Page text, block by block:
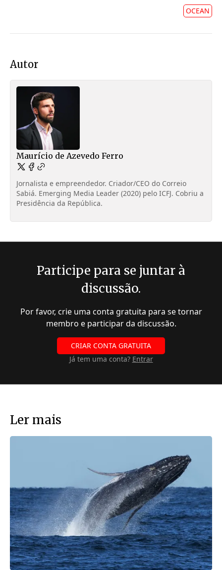
OCEAN
Autor
Maurício de Azevedo Ferro
Jornalista e empreendedor. Criador/CEO do Correio
Sabiá. Emerging Media Leader (2020) pelo ICFJ. Cobriu a
Presidência da República.
Participe para se juntar à
discussão.
Por favor, crie uma conta gratuita para se tornar
membro e participar da discussão.
CRIAR CONTA GRATUITA
Já tem uma conta? Entrar
Ler mais